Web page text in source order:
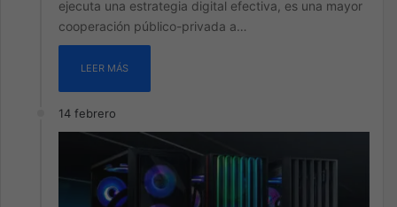
ejecuta una estrategia digital efectiva, es una mayor
cooperación público-privada a…
LEER MÁS
14 febrero